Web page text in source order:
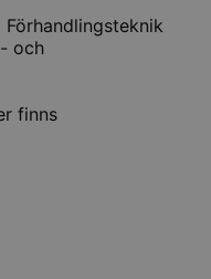
och
finns